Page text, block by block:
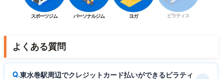
スポーツジム パーソナルジム ヨガ ピラティス
よくある質問
東水巻駅周辺でクレジットカード払いができるピラティ